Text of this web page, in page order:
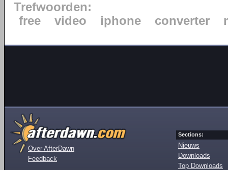
Trefwoorden:
free
video iphone converter
Over AfterDawn
Feedback
Sections:
Nieuws
Downloads
Top Downloads